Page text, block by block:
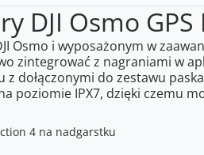
DJI Osmo
i wyposażonym w
zintegrować z nagraniami w
dołączonymi do zestawu
IPX7, dzięki czemu